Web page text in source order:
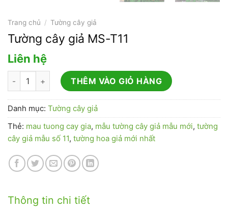
Trang chủ / Tường cây giả
Tường cây giả MS-T11
Liên hệ
Tường cây giả MS-T11 số lượngTHÊM VÀO GIỎ HÀNG
Danh mục: Tường cây giả
Thẻ: mau tuong cay gia, mẫu tường cây giả mẫu mới, tường
cây giả mẫu số 11, tường hoa giả mới nhất
Thông tin chi tiết